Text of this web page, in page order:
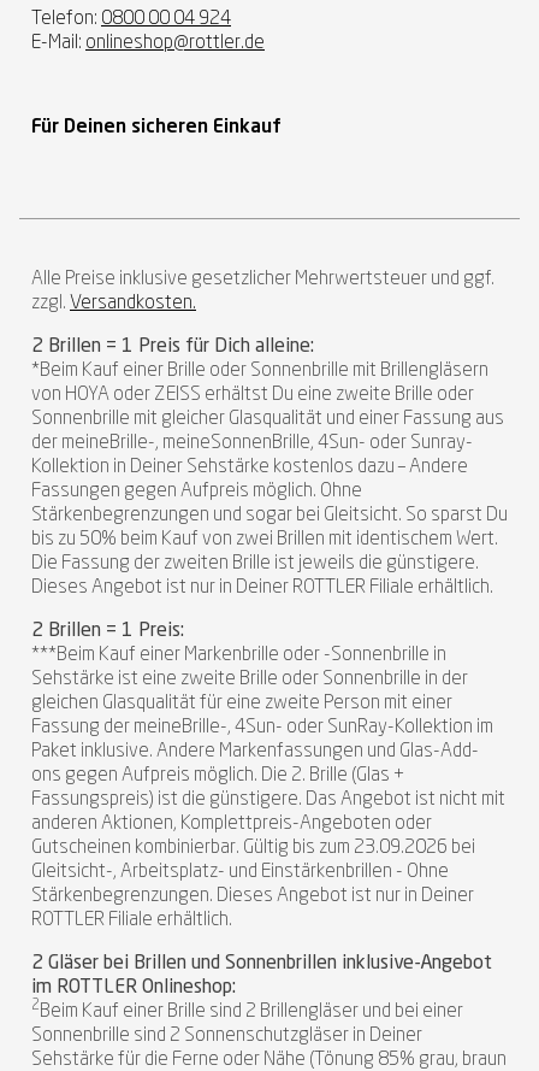
Telefon: 0800 00 04 924
E-Mail: onlineshop@rottler.de
Für Deinen sicheren Einkauf
Alle Preise inklusive gesetzlicher Mehrwertsteuer und ggf.
zzgl. Versandkosten.
2 Brillen = 1 Preis für Dich alleine:
*Beim Kauf einer Brille oder Sonnenbrille mit Brillengläsern
von HOYA oder ZEISS erhältst Du eine zweite Brille oder
Sonnenbrille mit gleicher Glasqualität und einer Fassung aus
der meineBrille-, meineSonnenBrille, 4Sun- oder Sunray-
Kollektion in Deiner Sehstärke kostenlos dazu – Andere
Fassungen gegen Aufpreis möglich. Ohne
Stärkenbegrenzungen und sogar bei Gleitsicht. So sparst Du
bis zu 50% beim Kauf von zwei Brillen mit identischem Wert.
Die Fassung der zweiten Brille ist jeweils die günstigere.
Dieses Angebot ist nur in Deiner ROTTLER Filiale erhältlich.
2 Brillen = 1 Preis:
***Beim Kauf einer Markenbrille oder -Sonnenbrille in
Sehstärke ist eine zweite Brille oder Sonnenbrille in der
gleichen Glasqualität für eine zweite Person mit einer
Fassung der meineBrille-, 4Sun- oder SunRay-Kollektion im
Paket inklusive. Andere Markenfassungen und Glas-Add-
ons gegen Aufpreis möglich. Die 2. Brille (Glas +
Fassungspreis) ist die günstigere. Das Angebot ist nicht mit
anderen Aktionen, Komplettpreis-Angeboten oder
Gutscheinen kombinierbar. Gültig bis zum 23.09.2026 bei
Gleitsicht-, Arbeitsplatz- und Einstärkenbrillen - Ohne
Stärkenbegrenzungen. Dieses Angebot ist nur in Deiner
ROTTLER Filiale erhältlich.
2 Gläser bei Brillen und Sonnenbrillen inklusive-Angebot
im ROTTLER Onlineshop:
2 Beim Kauf einer Brille sind 2 Brillengläser und bei einer
Sonnenbrille sind 2 Sonnenschutzgläser in Deiner
Sehstärke für die Ferne oder Nähe (Tönung 85% grau, braun